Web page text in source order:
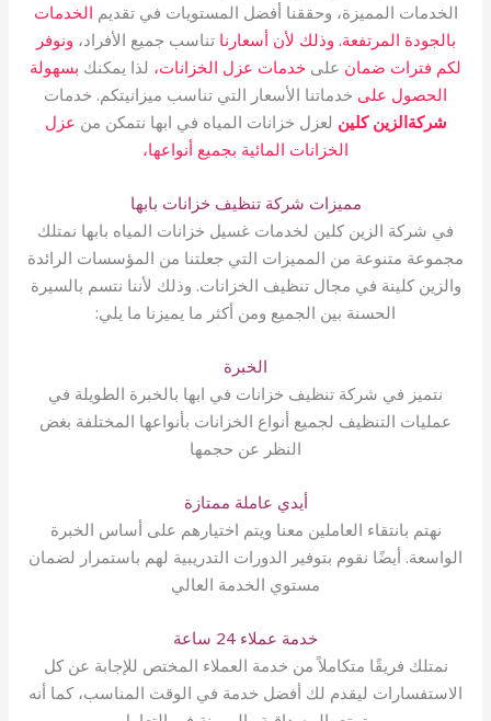
الخدمات المميزة، وحققنا أفضل المستويات في تقديم الخدمات
بالجودة المرتفعة. وذلك لأن أسعارنا تناسب جميع الأفراد، ونوفر
لكم فترات ضمان على خدمات عزل الخزانات، لذا يمكنك بسهولة
الحصول على خدماتنا الأسعار التي تناسب ميزانيتكم. خدمات
شركةالزين كلين لعزل خزانات المياه في ابها نتمكن من عزل
الخزانات المائية بجميع أنواعها،
مميزات شركة تنظيف خزانات بابها
في شركة الزين كلين لخدمات غسيل خزانات المياه بابها نمتلك
مجموعة متنوعة من المميزات التي جعلتنا من المؤسسات الرائدة
والزين كلينة في مجال تنظيف الخزانات. وذلك لأننا نتسم بالسيرة
الحسنة بين الجميع ومن أكثر ما يميزنا ما يلي:
الخبرة
نتميز في شركة تنظيف خزانات في ابها بالخبرة الطويلة في
عمليات التنظيف لجميع أنواع الخزانات بأنواعها المختلفة بغض
النظر عن حجمها
أيدي عاملة ممتازة
نهتم بانتقاء العاملين معنا ويتم اختيارهم على أساس الخبرة
الواسعة. أيضًا نقوم بتوفير الدورات التدريبية لهم باستمرار لضمان
مستوي الخدمة العالي
خدمة عملاء 24 ساعة
نمتلك فريقًا متكاملاً من خدمة العملاء المختص للإجابة عن كل
الاستفسارات ليقدم لك أفضل خدمة في الوقت المناسب، كما أنه